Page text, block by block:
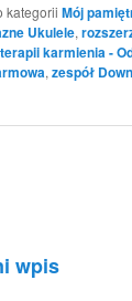
kategoriiMój
Ukulele,
karmienia -
,zespół
wpis